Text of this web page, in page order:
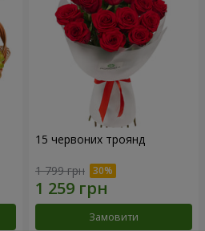
15 червоних троянд
1 799 грн
Замовити